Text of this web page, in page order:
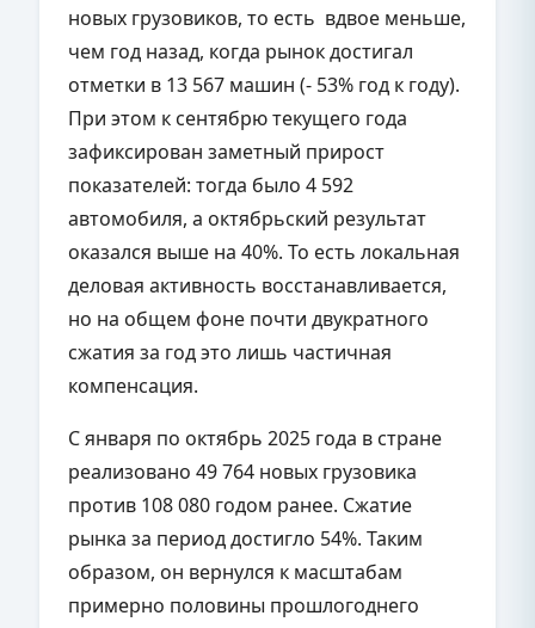
новых грузовиков, то есть вдвое меньше,
чем год назад, когда рынок достигал
отметки в 13 567 машин (- 53% год к году).
При этом к сентябрю текущего года
зафиксирован заметный прирост
показателей: тогда было 4 592
автомобиля, а октябрьский результат
оказался выше на 40%. То есть локальная
деловая активность восстанавливается,
но на общем фоне почти двукратного
сжатия за год это лишь частичная
компенсация.
С января по октябрь 2025 года в стране
реализовано 49 764 новых грузовика
против 108 080 годом ранее. Сжатие
рынка за период достигло 54%. Таким
образом, он вернулся к масштабам
примерно половины прошлогоднего